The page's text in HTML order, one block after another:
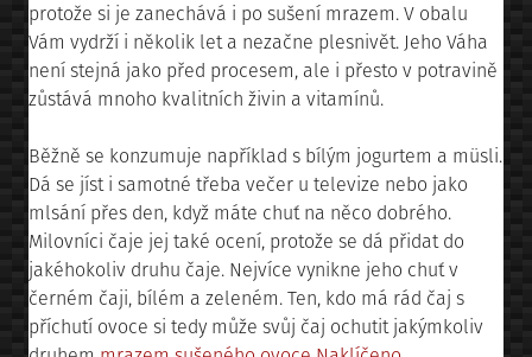
protože si je zanechává i po sušení mrazem. V obalu
Vám vydrží i několik let a nezačne plesnivět. Jeho Váha
není stejná jako před procesem, ale i přesto v potravině
zůstává mnoho kvalitních živin a vitamínů.
Běžně se konzumuje například s bílým jogurtem a müsli.
Dá se jíst i samotné třeba večer u televize nebo jako
mlsání přes den, když máte chuť na něco dobrého.
Milovníci čaje jej také ocení, protože se dá přidat do
jakéhokoliv druhu čaje. Nejvíce vynikne jeho chuť v
černém čaji, bílém a zeleném. Ten, kdo má rád čaj s
příchutí ovoce si tedy může svůj čaj ochutit jakýmkoliv